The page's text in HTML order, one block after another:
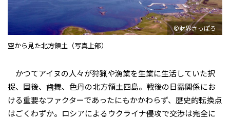
©財界さっぽろ
空から見た北方領土（写真上部）
かつてアイヌの人々が狩猟や漁業を生業に生活していた択
捉、国後、歯舞、色丹の北方領土四島。戦後の日露関係にお
ける重要なファクターであったにもかかわらず、歴史的転換点
はごくわずか。ロシアによるウクライナ侵攻で交渉は完全に